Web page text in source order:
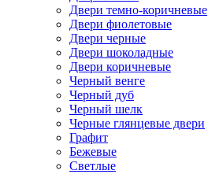
Двери темно-коричневые
Двери фиолетовые
Двери черные
Двери шоколадные
Двери коричневые
Черный венге
Черный дуб
Черный шелк
Черные глянцевые двери
Графит
Бежевые
Светлые